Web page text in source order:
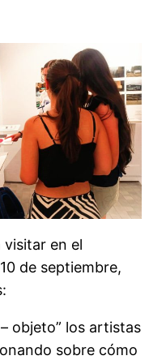
visitar en el
de septiembre,
objeto” los artistas
sobre cómo